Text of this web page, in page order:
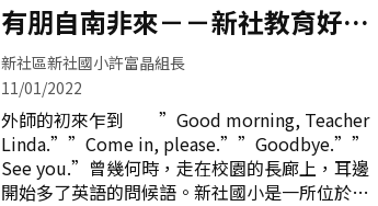
有朋自南非來－－新社教育好夥
伴
新社區新社國小許富晶組長
11/01/2022
外師的初來乍到 ”Good morning, Teacher
Linda.””Come in, please.””Goodbye.””
See you.”曾幾何時，走在校園的長廊上，耳邊
開始多了英語的問候語。新社國小是一所位於半